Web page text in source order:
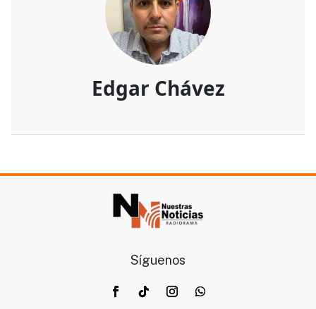
Edgar Chávez
Síguenos